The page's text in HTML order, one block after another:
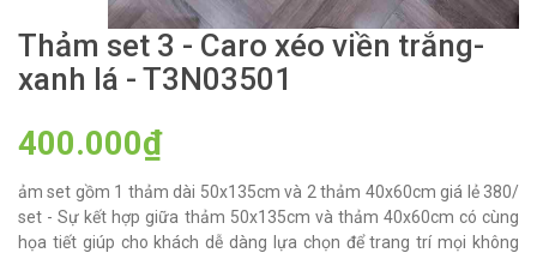
Thảm set 3 - Caro xéo viền trắng-
xanh lá - T3N03501
400.000₫
ảm set gồm 1 thảm dài 50x135cm và 2 thảm 40x60cm giá lẻ 380/
set - Sự kết hợp giữa thảm 50x135cm và thảm 40x60cm có cùng
họa tiết giúp cho khách dễ dàng lựa chọn để trang trí mọi không